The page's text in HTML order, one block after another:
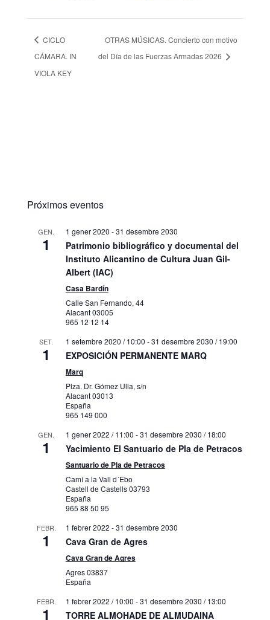
CICLO
CÁMARA. IN
VIOLA KEY
OTRAS MÚSICAS. Concierto con motivo
del Día de las Fuerzas Armadas 2026
Próximos eventos
GEN.
1
1 gener 2020 -31 desembre 2030
Patrimonio bibliográfico y documental del
Instituto Alicantino de Cultura Juan Gil-
Albert (IAC)
Casa Bardín
Calle San Fernando, 44
Alacant03005
965 12 12 14
SET.
1
1 setembre 2020 / 10:00 -31 desembre 2030 / 19:00
EXPOSICIÓN PERMANENTE MARQ
Marq
Plza. Dr. Gómez Ulla, s/n
Alacant03013
España
965 149 000
GEN.
1
1 gener 2022 / 11:00 -31 desembre 2030 / 18:00
Yacimiento El Santuario de Pla de Petracos
Santuario de Pla de Petracos
Camí a la Vall d´Ebo
Castell de Castells03793
España
965 88 50 95
FEBR.
1
1 febrer 2022 -31 desembre 2030
Cava Gran de Agres
Cava Gran de Agres
Agres03837
España
FEBR.
1
1 febrer 2022 / 10:00 -31 desembre 2030 / 13:00
TORRE ALMOHADE DE ALMUDAINA